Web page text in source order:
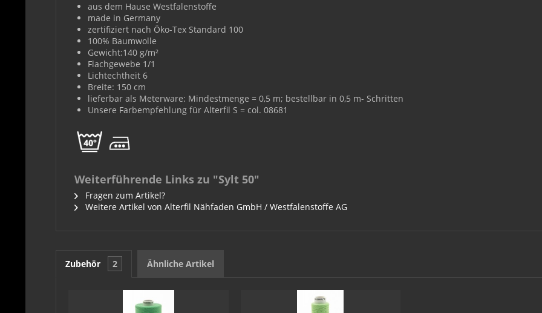
aus dem Hause Westfalenstoffe
made in Germany
zertifiziert nach Öko-Tex Standard 100
100% Baumwolle
Gewicht:140 g/m²
Flachgewebe 1/1
Lichtechtheit 6
Breite: 150 cm
lieferbar als Meterware: Mindestmenge = 0,5 m; bestellbar in 0,5 m- Schritten
Unsere Farbempfehlung für Alterfil S = col. 08681
Weiterführende Links zu "Sylt 50"
Fragen zum Artikel?
Weitere Artikel von Alterfil Nähfaden GmbH / Westfalenstoffe AG
Zubehör 2 Ähnliche Artikel